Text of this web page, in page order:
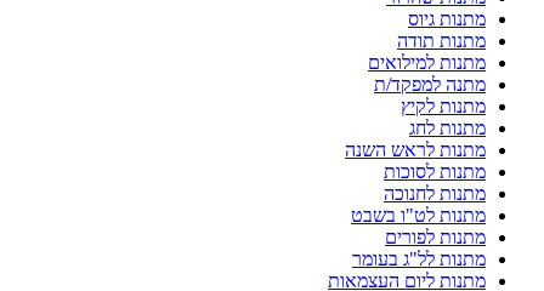
מתנות גיוס
מתנות תודה
מתנות למילואים
מתנה למפקד/ת
מתנות לקיץ
מתנות לחג
מתנות לראש השנה
מתנות לסוכות
מתנות לחנוכה
מתנות לט"ו בשבט
מתנות לפורים
מתנות לל"ג בעומר
מתנות ליום העצמאות